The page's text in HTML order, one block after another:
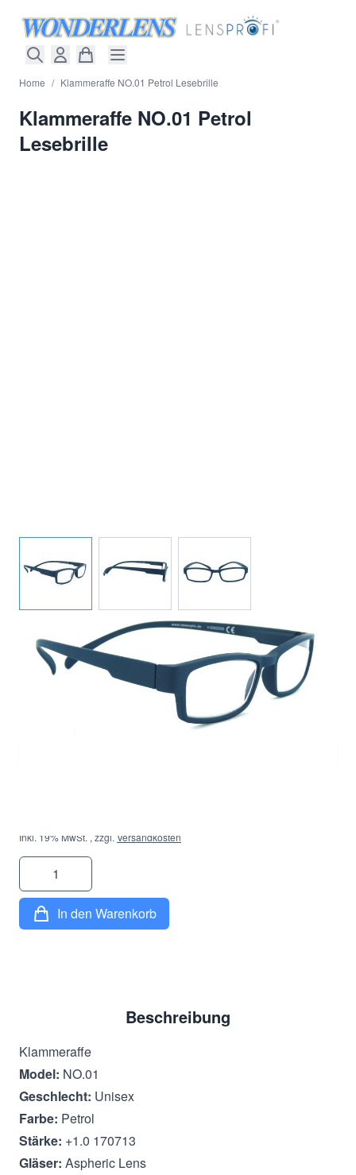
Home / Klammeraffe NO.01 Petrol Lesebrille
Klammeraffe NO.01 Petrol
Lesebrille
Lieferzeit: ca. 2-3 Werktage
Korrektionswerte
Inkl. 19% MwSt. , zzgl. Versandkosten
Menge
In den Warenkorb
Beschreibung
Klammeraffe
Model: NO.01
Geschlecht: Unisex
Farbe: Petrol
Stärke: +1.0 170713
Gläser: Aspheric Lens